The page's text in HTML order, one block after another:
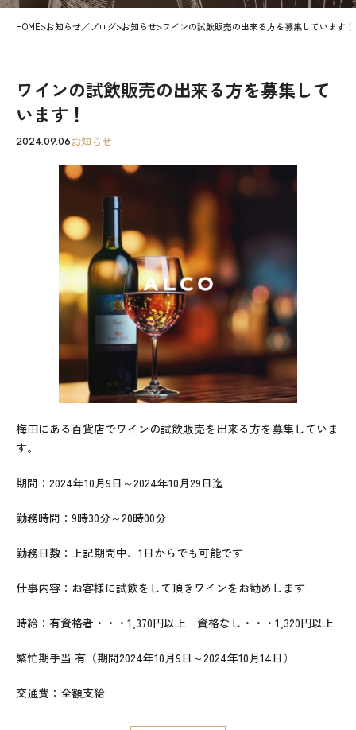
HOME>お知らせ／ブログ>お知らせ>ワインの試飲販売の出来る方を募集しています！
ワインの試飲販売の出来る方を募集して
います！
2024.09.06お知らせ
梅田にある百貨店でワインの試飲販売を出来る方を募集していま
す。
期間：2024年10月9日～2024年10月29日迄
勤務時間：9時30分～20時00分
勤務日数：上記期間中、1日からでも可能です
仕事内容：お客様に試飲をして頂きワインをお勧めします
時給：有資格者・・・1,370円以上 資格なし・・・1,320円以上
繁忙期手当 有（期間2024年10月9日～2024年10月14日）
交通費：全額支給